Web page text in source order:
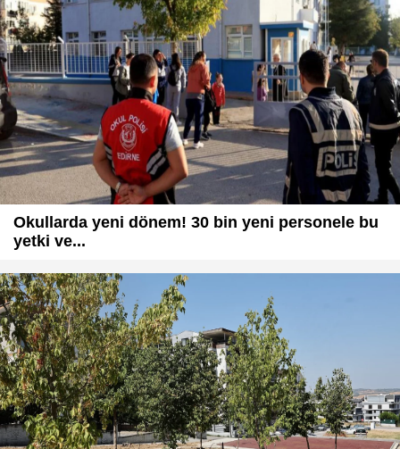
Okullarda yeni dönem! 30 bin yeni personele bu
yetki ve...